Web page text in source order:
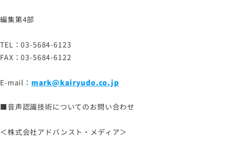
編集第4部
TEL：03-5684-6123
FAX：03-5684-6122
E-mail： mark@kairyudo.co.jp
■音声認識技術についてのお問い合わせ
＜株式会社アドバンスト・メディア＞